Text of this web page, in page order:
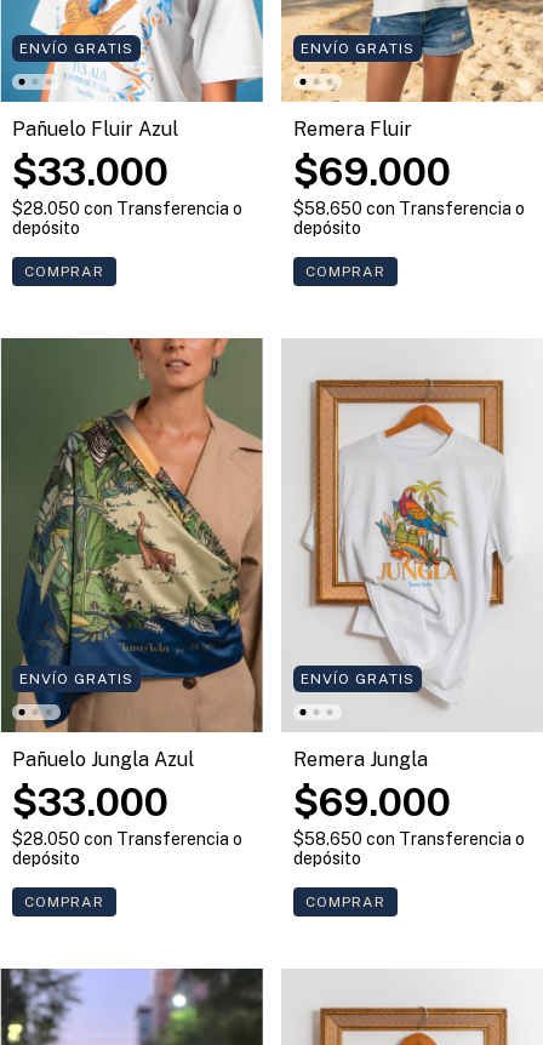
ENVÍO GRATIS
Pañuelo Fluir Azul
$33.000
$28.050 con Transferencia o
depósito
COMPRAR
ENVÍO GRATIS
Remera Fluir
$69.000
$58.650 con Transferencia o
depósito
ENVÍO GRATIS
Pañuelo Jungla Azul
$33.000
$28.050 con Transferencia o
depósito
COMPRAR
ENVÍO GRATIS
Remera Jungla
$69.000
$58.650 con Transferencia o
depósito